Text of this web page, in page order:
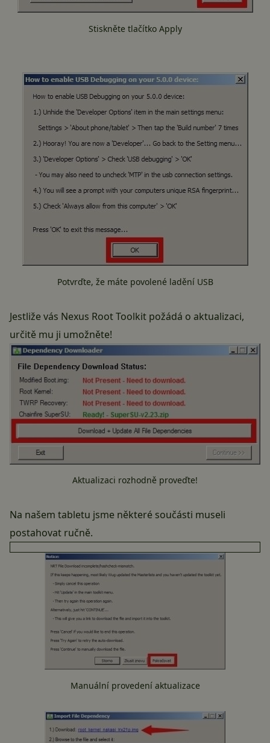
Stiskněte tlačítko Apply
Potvrďte, že máte povolené ladění USB
Jestliže vás Nexus Root Toolkit požádá o aktualizaci,
určitě mu ji umožněte!
Aktualizaci rozhodně proveďte!
Na našem tabletu jsme některé součásti museli
postahovat ručně.
Manuální provedení aktualizace